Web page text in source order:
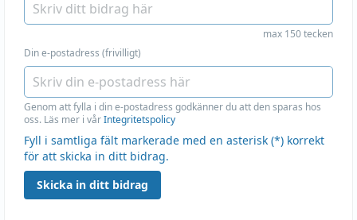
max 150 tecken
Din e-postadress (frivilligt)
Genom att fylla i din e-postadress godkänner du att den sparas hos
oss. Läs mer i vårIntegritetspolicy
Fyll i samtliga fält markerade med en asterisk (*) korrekt
för att skicka in ditt bidrag.
Skicka in ditt bidrag